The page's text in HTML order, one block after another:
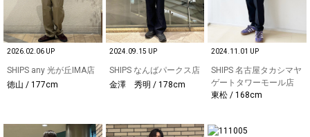
2026.02.06 UP
SHIPS any 光が丘IMA店
徳山 / 177cm
2024.09.15 UP
SHIPS なんばパークス店
金澤 秀明 / 178cm
2024.11.01 UP
SHIPS 名古屋タカシマヤ
ゲートタワーモール店
東松 / 168cm